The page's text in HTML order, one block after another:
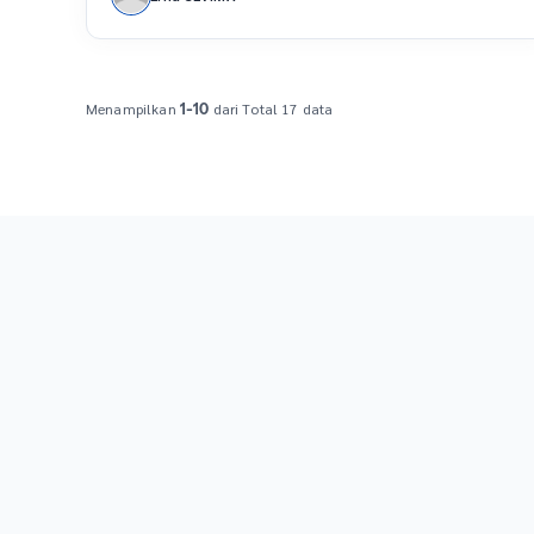
Menampilkan 1-10 dari Total 17 data